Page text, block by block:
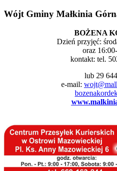
Wójt Gminy Małkinia
BOŻENA
Dzień przyjęć:
oraz
kontakt: tel.
lub 29
e-mail: